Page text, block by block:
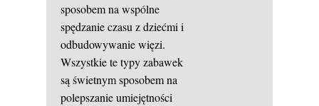
sposobem na wspólne
spędzanie czasu z dziećmi i
odbudowywanie więzi.
Wszystkie te typy zabawek
są świetnym sposobem na
polepszanie umiejętności